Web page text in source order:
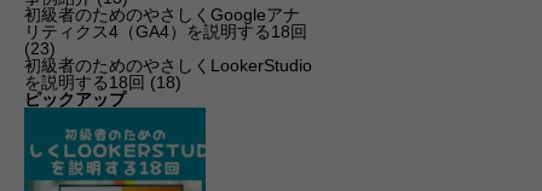
初級者のためのやさしくGoogleアナ
リティクス4（GA4）を説明する18回
(23)
初級者のためのやさしくLookerStudio
を説明する18回 (18)
ピックアップ